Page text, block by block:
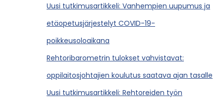
Uusi tutkimusartikkeli: Vanhempien uupumus ja
etäopetusjärjestelyt COVID-19-
poikkeusoloaikana
Rehtoribarometrin tulokset vahvistavat:
oppilaitosjohtajien koulutus saatava ajan tasalle
Uusi tutkimusartikkeli: Rehtoreiden työn